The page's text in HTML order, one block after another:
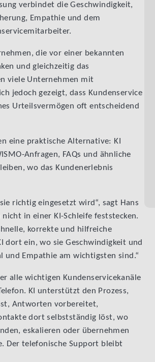
verbindet die Geschwindigkeit,
Empathie und dem
die vor einer bekannten
und gleichzeitig das
viele Unternehmen mit
jedoch gezeigt, dass Kundenservice
Urteilsvermögen oft entscheidend
eine praktische Alternative: KI
Anfragen, FAQs und ähnliche
wo das Kundenerlebnis
richtig eingesetzt wird“, sagt Hans
in einer KI-Schleife feststecken.
korrekte und hilfreiche
dort ein, wo sie Geschwindigkeit und
und Empathie am wichtigsten sind.“
alle wichtigen Kundenservicekanäle
KI unterstützt den Prozess,
Antworten vorbereitet,
dort selbstständig löst, wo
eskalieren oder übernehmen
Der telefonische Support bleibt